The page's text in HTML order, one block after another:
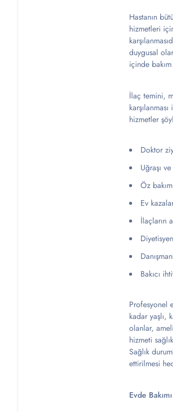
Hastanın
hizmetleri
duygusal
içinde
İlaç temini,
hizmetler
Doktor
Uğraşı
Öz
Ev
İlaçların
Bakıcı
Profesyonel
kadar yaşlı,
olanlar,
hizmeti
Sağlık
ettirilmesi
Evde